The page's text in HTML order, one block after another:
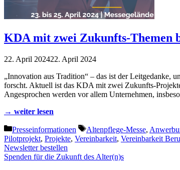
KDA mit zwei Zukunfts-Themen
22. April 202422. April 2024
„Innovation aus Tradition“ – das ist der Leitgedanke,
forscht. Aktuell ist das KDA mit zwei Zukunfts-
Angesprochen werden vor allem Unternehmen,
→ weiter lesen
Kategorien
Presseinformationen Schlagwörter
Altenpflege-Messe,
Pilotprojekt, Projekte, Vereinbarkeit, Vereinbarkeit
Newsletter bestellen
Spenden für die Zukunft des Alter(n)s